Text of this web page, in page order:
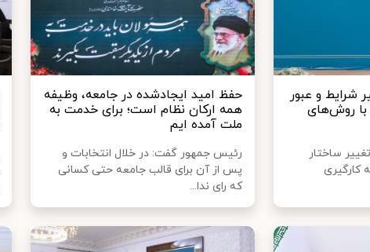
شرایط و عبور
با روش‌های
ساختار
کارگیری
حفظ امید ایجادشده در جامعه، وظیفه
همه ارکان نظام است؛ برای خدمت به
ملت آمده ایم
رئیس جمهور گفت: در خلال انتخابات و
پس از آن برای قالب جامعه حتی کسانی
که رای ندا...